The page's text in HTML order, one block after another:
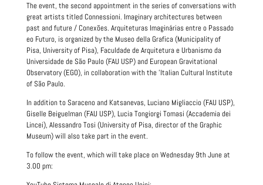
The event, the second appointment in the series of conversations with
great artists titled Connessioni. Imaginary architectures between
past and future / Conexões. Arquiteturas Imaginárias entre o Passado
eo Futuro, is organized by the Museo della Grafica (Municipality of
Pisa, University of Pisa), Faculdade de Arquitetura e Urbanismo da
Universidade de São Paulo (FAU USP) and European Gravitational
Observatory (EGO), in collaboration with the 'Italian Cultural Institute
of São Paulo.
In addition to Saraceno and Katsanevas, Luciano Migliaccio (FAU USP),
Giselle Beiguelman (FAU USP), Lucia Tongiorgi Tomasi (Accademia dei
Lincei), Alessandro Tosi (University of Pisa, director of the Graphic
Museum) will also take part in the event.
To follow the event, which will take place on Wednesday 9th June at
3.00 pm: